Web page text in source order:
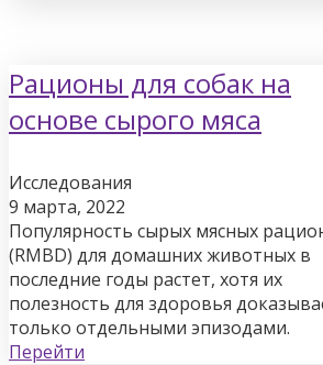
Рационы для собак на
основе сырого мяса
Исследования
9 марта, 2022
Популярность сырых мясных
(RMBD) для домашних животных в
последние годы растет, хотя их
полезность для здоровья
только отдельными эпизодами.
Перейти